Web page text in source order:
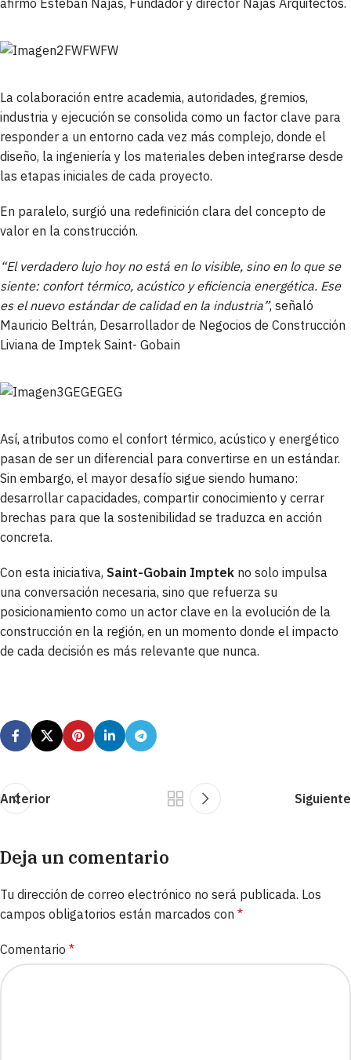
afirmó Esteban Najas, Fundador y director Najas Arquitectos.
La colaboración entre academia, autoridades, gremios,
industria y ejecución se consolida como un factor clave para
responder a un entorno cada vez más complejo, donde el
diseño, la ingeniería y los materiales deben integrarse desde
las etapas iniciales de cada proyecto.
En paralelo, surgió una redefinición clara del concepto de
valor en la construcción.
“El verdadero lujo hoy no está en lo visible, sino en lo que se
siente: confort térmico, acústico y eficiencia energética. Ese
es el nuevo estándar de calidad en la industria”, señaló
Mauricio Beltrán, Desarrollador de Negocios de Construcción
Liviana de Imptek Saint- Gobain
Así, atributos como el confort térmico, acústico y energético
pasan de ser un diferencial para convertirse en un estándar.
Sin embargo, el mayor desafío sigue siendo humano:
desarrollar capacidades, compartir conocimiento y cerrar
brechas para que la sostenibilidad se traduzca en acción
concreta.
Con esta iniciativa, Saint-Gobain Imptek no solo impulsa
una conversación necesaria, sino que refuerza su
posicionamiento como un actor clave en la evolución de la
construcción en la región, en un momento donde el impacto
de cada decisión es más relevante que nunca.
Anterior Siguiente
Deja un comentario
Tu dirección de correo electrónico no será publicada. Los
campos obligatorios están marcados con *
Comentario *